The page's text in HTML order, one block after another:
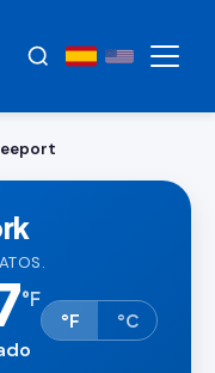
°F
°F °C